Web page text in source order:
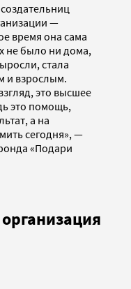
—
время она сама
не было ни дома,
стала
и взрослым.
это высшее
это помощь,
а на
сегодня», —
«Подари